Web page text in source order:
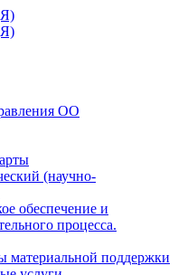
ОО
(научно-
обеспечение и
процесса.
поддержки